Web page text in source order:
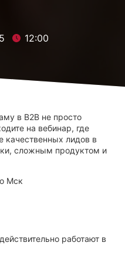
12:00
в B2B не просто
на вебинар, где
качественных лидов в
сложным продуктом и
Мск
работают в